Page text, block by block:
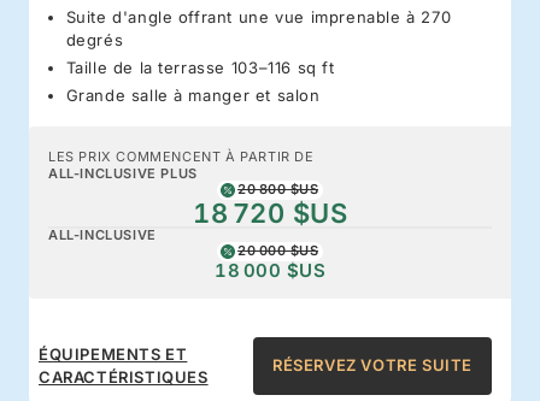
Suite d'angle offrant une vue imprenable à 270
degrés
Taille de la terrasse 103–116 sq ft
Grande salle à manger et salon
LES PRIX COMMENCENT À PARTIR DE
ALL-INCLUSIVE PLUS
20 800 $US
18 720 $US
ALL-INCLUSIVE
20 000 $US
18 000 $US
ÉQUIPEMENTS ET
CARACTÉRISTIQUES
RÉSERVEZ VOTRE SUITE